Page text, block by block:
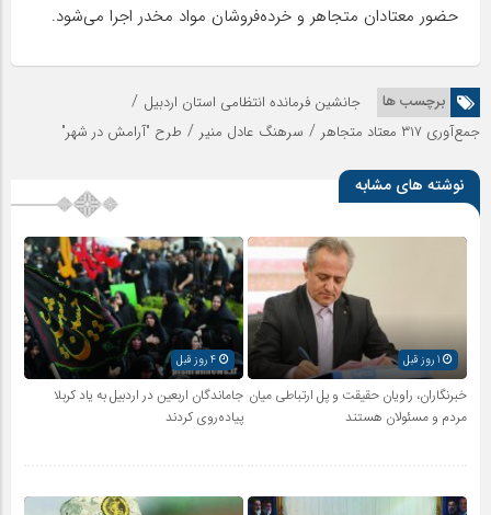
حضور معتادان متجاهر و خرده‌فروشان مواد مخدر اجرا می‌شود.
برچسب ها جانشین فرمانده انتظامی استان اردبیل /
جمع‌آوری ۳۱۷ معتاد متجاهر / سرهنگ عادل منیر / طرح "آرامش در شهر"
نوشته های مشابه
1 روز قبل
خبرنگاران، راویان حقیقت و پل ارتباطی میان
مردم و مسئولان هستند
جاماندگان اربعین در اردبیل به یاد کربلا
پیاده‌روی کردند